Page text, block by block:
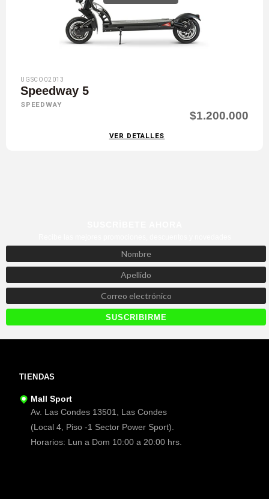
UGSCO02013
Speedway 5
SPEEDWAY
$1.200.000
VER DETALLES
TIENDAS
Mall Sport
Av. Las Condes 13501, Las Condes
(Local 4, Piso -1 Sector Power Sport).
Horarios: Lun a Dom 10:00 a 20:00 hrs.